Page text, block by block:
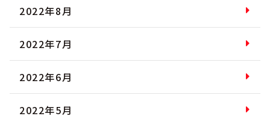
2022年8月
2022年7月
2022年6月
2022年5月